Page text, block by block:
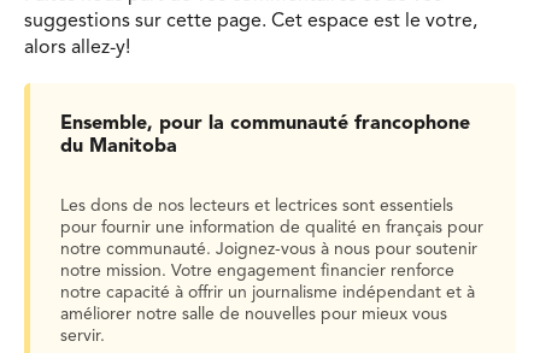
suggestions sur cette page. Cet espace est le votre,
alors allez-y!
Ensemble, pour la communauté francophone
du Manitoba
Les dons de nos lecteurs et lectrices sont essentiels
pour fournir une information de qualité en français pour
notre communauté. Joignez-vous à nous pour soutenir
notre mission. Votre engagement financier renforce
notre capacité à offrir un journalisme indépendant et à
améliorer notre salle de nouvelles pour mieux vous
servir.